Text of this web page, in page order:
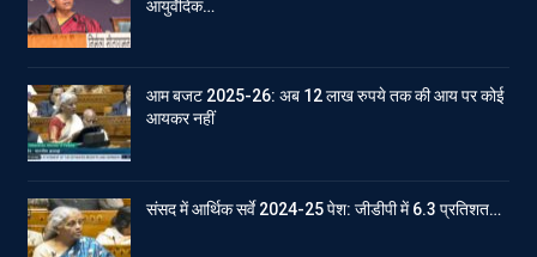
आयुर्वेदिक…
आम बजट 2025-26: अब 12 लाख रुपये तक की आय पर कोई
आयकर नहीं
संसद में आर्थिक सर्वे 2024-25 पेश: जीडीपी में 6.3 प्रतिशत…